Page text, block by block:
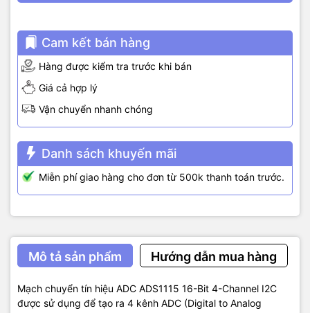
Cam kết bán hàng
Hàng được kiểm tra trước khi bán
Giá cả hợp lý
Vận chuyển nhanh chóng
Danh sách khuyến mãi
Miễn phí giao hàng cho đơn từ 500k thanh toán trước.
Mô tả sản phẩm Hướng dẫn mua hàng
Mạch chuyển tín hiệu ADC ADS1115 16-Bit 4-Channel I2C
được sử dụng để tạo ra 4 kênh ADC (Digital to Analog